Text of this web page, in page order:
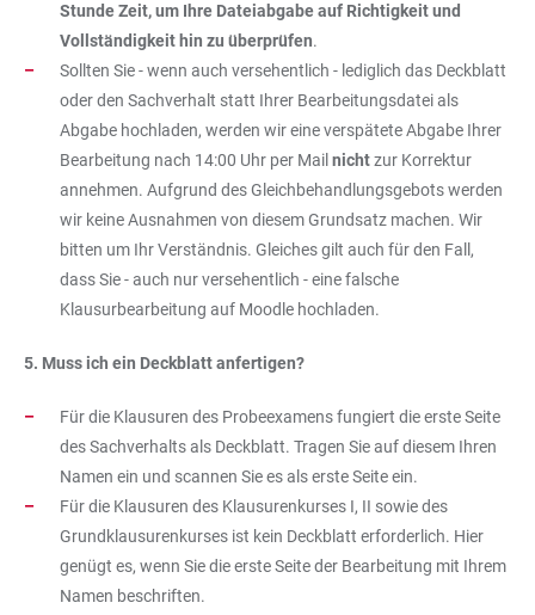
Stunde Zeit, um Ihre Dateiabgabe auf Richtigkeit und
Vollständigkeit hin zu überprüfen.
Sollten Sie - wenn auch versehentlich - lediglich das Deckblatt
oder den Sachverhalt statt Ihrer Bearbeitungsdatei als
Abgabe hochladen, werden wir eine verspätete Abgabe Ihrer
Bearbeitung nach 14:00 Uhr per Mail nichtzur Korrektur
annehmen. Aufgrund des Gleichbehandlungsgebots werden
wir keine Ausnahmen von diesem Grundsatz machen. Wir
bitten um Ihr Verständnis. Gleiches gilt auch für den Fall,
dass Sie - auch nur versehentlich - eine falsche
Klausurbearbeitung auf Moodle hochladen.
5. Muss ich ein Deckblatt anfertigen?
Für die Klausuren des Probeexamens fungiert die erste Seite
des Sachverhalts als Deckblatt. Tragen Sie auf diesem Ihren
Namen ein und scannen Sie es als erste Seite ein.
Für die Klausuren des Klausurenkurses I, II sowie des
Grundklausurenkurses ist kein Deckblatt erforderlich. Hier
genügt es, wenn Sie die erste Seite der Bearbeitung mit Ihrem
Namen beschriften.